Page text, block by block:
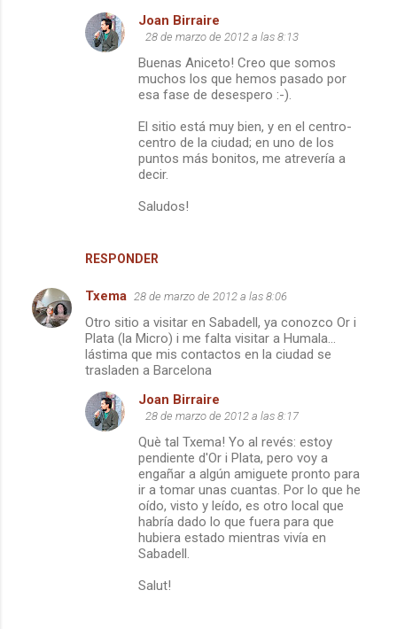
RESPONDER
Joan Birraire
28 de marzo de 2012 a las 8:13
Buenas Aniceto! Creo que somos
muchos los que hemos pasado por
esa fase de desespero :-).
El sitio está muy bien, y en el centro-
centro de la ciudad; en uno de los
puntos más bonitos, me atrevería a
decir.
Saludos!
Txema 28 de marzo de 2012 a las 8:06
Otro sitio a visitar en Sabadell, ya conozco Or i
Plata (la Micro) i me falta visitar a Humala...
lástima que mis contactos en la ciudad se
trasladen a Barcelona
Joan Birraire
28 de marzo de 2012 a las 8:17
Què tal Txema! Yo al revés: estoy
pendiente d'Or i Plata, pero voy a
engañar a algún amiguete pronto para
ir a tomar unas cuantas. Por lo que he
oído, visto y leído, es otro local que
habría dado lo que fuera para que
hubiera estado mientras vivía en
Sabadell.
Salut!